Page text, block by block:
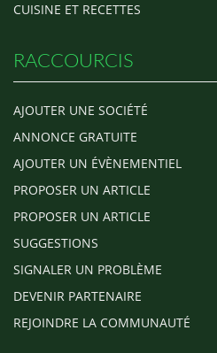
CUISINE ET RECETTES
RACCOURCIS
AJOUTER UNE SOCIÉTÉ
ANNONCE GRATUITE
AJOUTER UN ÉVÈNEMENTIEL
PROPOSER UN ARTICLE
PROPOSER UN ARTICLE
SUGGESTIONS
SIGNALER UN PROBLÈME
DEVENIR PARTENAIRE
REJOINDRE LA COMMUNAUTÉ